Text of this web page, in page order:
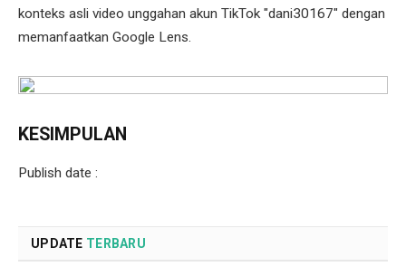
konteks asli video unggahan akun TikTok "dani30167" dengan
memanfaatkan Google Lens.
KESIMPULAN
Publish date :
UPDATE TERBARU